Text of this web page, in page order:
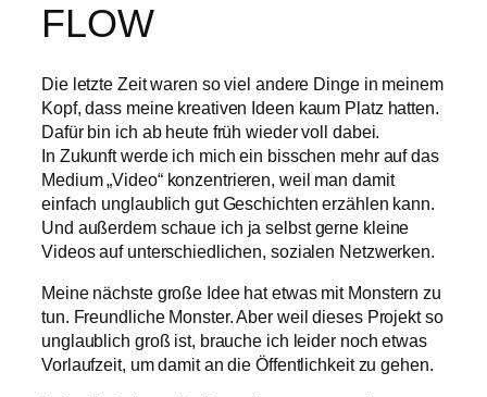
FLOW
Die letzte Zeit waren so viel andere Dinge in meinem
Kopf, dass meine kreativen Ideen kaum Platz hatten.
Dafür bin ich ab heute früh wieder voll dabei.
In Zukunft werde ich mich ein bisschen mehr auf das
Medium „Video“ konzentrieren, weil man damit
einfach unglaublich gut Geschichten erzählen kann.
Und außerdem schaue ich ja selbst gerne kleine
Videos auf unterschiedlichen, sozialen Netzwerken.
Meine nächste große Idee hat etwas mit Monstern zu
tun. Freundliche Monster. Aber weil dieses Projekt so
unglaublich groß ist, brauche ich leider noch etwas
Vorlaufzeit, um damit an die Öffentlichkeit zu gehen.